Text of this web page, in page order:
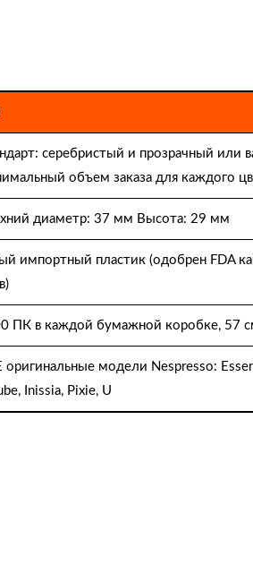
серебристый и прозрачный или
объем заказа для каждого
диаметр: 37 мм Высота: 29 мм
импортный пластик (одобрен FDA
ПК в каждой бумажной коробке, 57
оригинальные модели Nespresso:
Inissia, Pixie, U